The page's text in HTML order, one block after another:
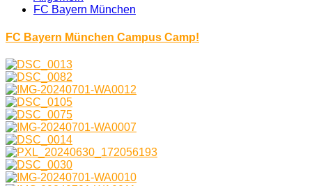
FC Bayern München
FC Bayern München Campus Camp!